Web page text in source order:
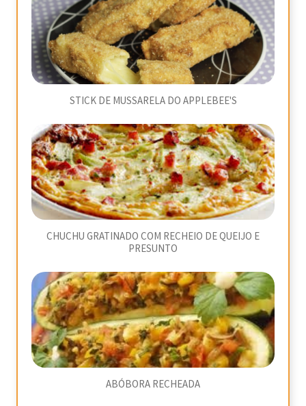
STICK DE MUSSARELA DO APPLEBEE'S
CHUCHU GRATINADO COM RECHEIO DE QUEIJO E
PRESUNTO
ABÓBORA RECHEADA